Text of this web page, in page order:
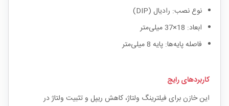
نوع نصب: رادیال (DIP)
ابعاد: 18×37 میلی‌متر
فاصله پایه‌ها: پایه 8 میلی‌متر
کاربردهای رایج
این خازن برای فیلترینگ ولتاژ، کاهش ریپل و تثبیت ولتاژ در